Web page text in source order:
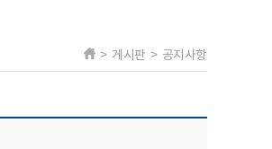
> 게시판 > 공지사항